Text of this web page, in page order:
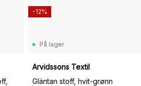
På lager
Arvidssons Textil
Gläntan stoff, hvit-grønn
-12%